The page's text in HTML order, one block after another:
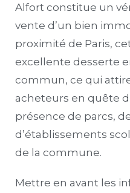
Alfort constitue un
vente d’un bien
proximité de Paris,
excellente desserte
commun, ce qui
acheteurs en quête
présence de parcs,
d’établissements
de la commune.
Mettre en avant les